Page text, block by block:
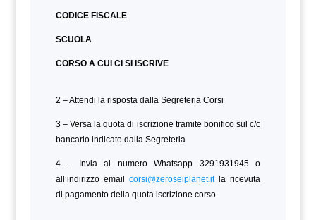
CODICE FISCALE
SCUOLA
CORSO A CUI CI SI ISCRIVE
2 – Attendi la risposta dalla Segreteria Corsi
3 – Versa la quota di iscrizione tramite bonifico sul c/c
bancario indicato dalla Segreteria
4 – Invia al numero Whatsapp 3291931945 o
all’indirizzo email corsi@zeroseiplanet.itla ricevuta
di pagamento della quota iscrizione corso